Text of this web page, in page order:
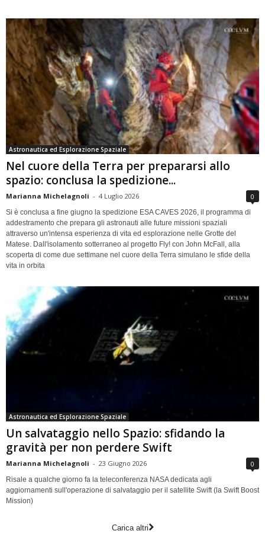
Astronautica ed Esplorazione Spaziale
Nel cuore della Terra per prepararsi allo
spazio: conclusa la spedizione...
Marianna Michelagnoli - 4 Luglio 2026 0
Si è conclusa a fine giugno la spedizione ESA CAVES 2026, il programma di
addestramento che prepara gli astronauti alle future missioni spaziali
attraverso un'intensa esperienza di vita ed esplorazione nelle Grotte del
Matese. Dall'isolamento sotterraneo al progetto Fly! con John McFall, alla
scoperta di come due settimane nel cuore della Terra simulano le sfide della
vita in orbita
Astronautica ed Esplorazione Spaziale
Un salvataggio nello Spazio: sfidando la
gravità per non perdere Swift
Marianna Michelagnoli - 23 Giugno 2026 0
Risale a qualche giorno fa la teleconferenza NASA dedicata agli
aggiornamenti sull'operazione di salvataggio per il satellite Swift (la Swift Boost
Mission)
Carica altri